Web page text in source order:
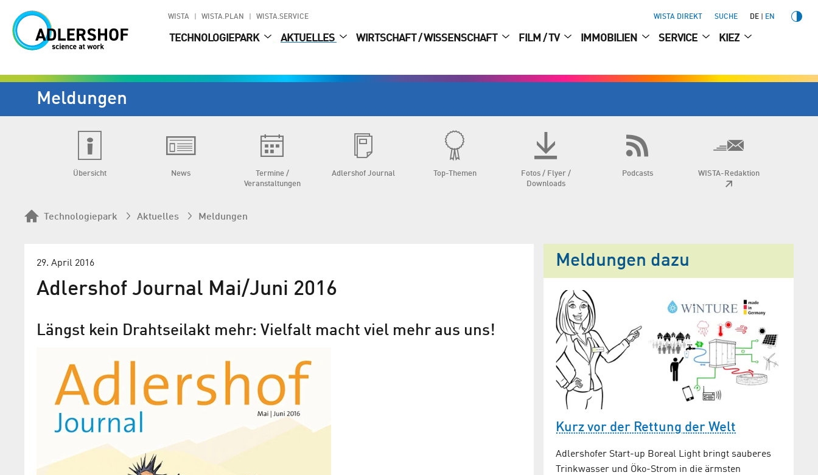
WISTA WISTA.PLAN WISTA.SERVICE WISTA DIREKT SUCHE DE EN
TECHNOLOGIEPARK AKTUELLES WIRTSCHAFT / WISSENSCHAFT FILM / TV IMMOBILIEN SERVICE KIEZ
Meldungen
Übersicht News
Termine /
Veranstaltungen
Adlershof Journal Top-Themen
Fotos / Flyer /
Downloads
Podcasts WISTA-Redaktion
Technologiepark Aktuelles Meldungen
29. April 2016
Adlershof Journal Mai/Juni 2016
Längst kein Drahtseilakt mehr: Vielfalt macht viel mehr aus uns!
Meldungen dazu
Poetry in Colour
Kurz vor der Rettung der Welt
Adlershofer Start-up Boreal Light bringt sauberes
Trinkwasser und Öko-Strom in die ärmsten